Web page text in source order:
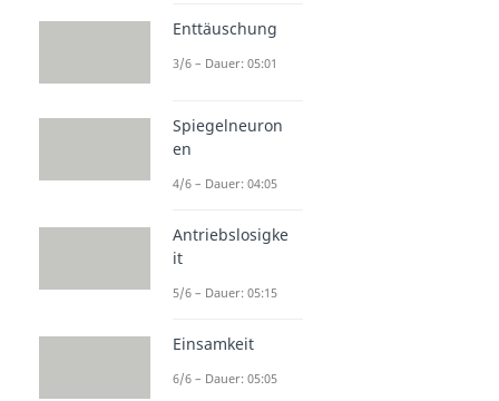
Enttäuschung
3/6 – Dauer: 05:01
Spiegelneuron
en
4/6 – Dauer: 04:05
Antriebslosigke
it
5/6 – Dauer: 05:15
Einsamkeit
6/6 – Dauer: 05:05